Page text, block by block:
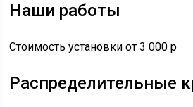
Наши работы
Стоимость установки от 3 000 р
Распределительные